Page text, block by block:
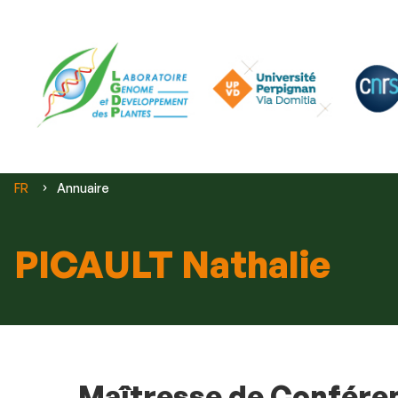
Vous
FR Annuaire
PICAULT Nathalie